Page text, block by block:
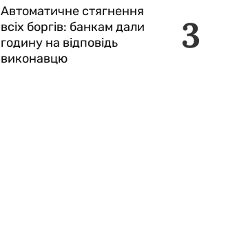
3
Автоматичне стягнення
всіх боргів: банкам дали
годину на відповідь
виконавцю